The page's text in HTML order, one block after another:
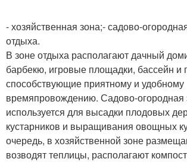
- хозяйственная зона;- садово-
отдыха.
В зоне отдыха располагают дачный
барбекю, игровые площадки, бассейн и
способствующие приятному и удобному
времяпровождению. Садово-огородная
используется для высадки плодовых
кустарников и выращивания овощных
очередь, в хозяйственной зоне
возводят теплицы, располагают